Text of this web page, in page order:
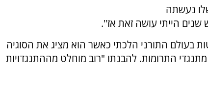
נעשתה
שנים הייתי עושה זאת אז".
בעולם התורני הלכתי כאשר הוא מציג את הסוגיה
התרומות. להבנתו "רוב מוחלט מההתנגדויות